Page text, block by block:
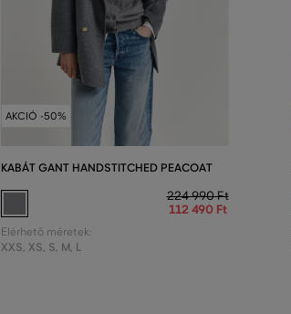
AKCIÓ -50%
KABÁT GANT HANDSTITCHED PEACOAT
224 990 Ft
112 490 Ft
Elérhető méretek:
XXS, XS, S, M, L